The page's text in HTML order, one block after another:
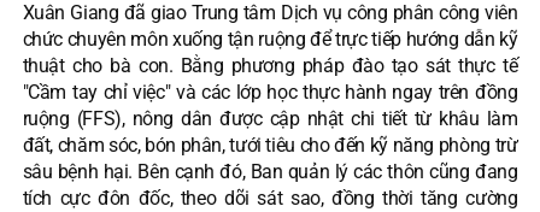
Xuân Giang đã giao Trung tâm Dịch vụ công phân công viên
chức chuyên môn xuống tận ruộng để trực tiếp hướng dẫn kỹ
thuật cho bà con. Bằng phương pháp đào tạo sát thực tế
"Cầm tay chỉ việc" và các lớp học thực hành ngay trên đồng
ruộng (FFS), nông dân được cập nhật chi tiết từ khâu làm
đất, chăm sóc, bón phân, tưới tiêu cho đến kỹ năng phòng trừ
sâu bệnh hại. Bên cạnh đó, Ban quản lý các thôn cũng đang
tích cực đôn đốc, theo dõi sát sao, đồng thời tăng cường